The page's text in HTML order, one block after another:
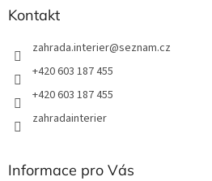
Kontakt
zahrada.interier@seznam.cz
+420 603 187 455
+420 603 187 455
zahradainterier
Informace pro Vás